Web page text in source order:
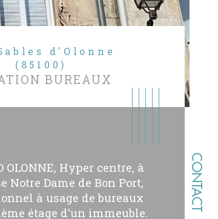
CONTACT
(85100)
BUREAUX
OLONNE, Hyper centre, à
Notre Dame de Bon Port,
à usage de bureaux
étage d'un immeuble.